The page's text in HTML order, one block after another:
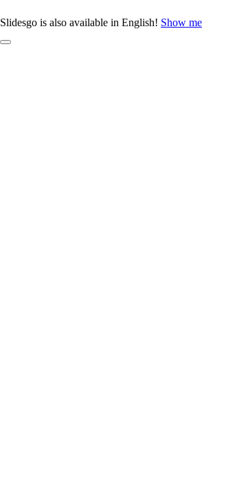
Slidesgo is also available in English! Show me